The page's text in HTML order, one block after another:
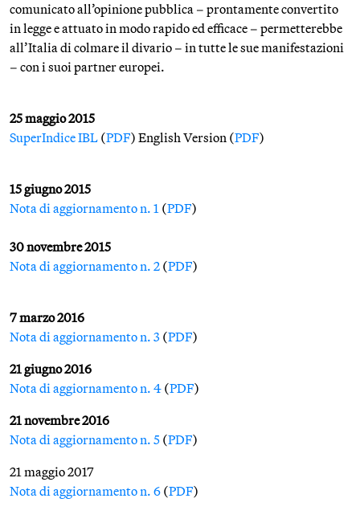
comunicato all’opinione pubblica – prontamente convertito
in legge e attuato in modo rapido ed efficace – permetterebbe
all’Italia di colmare il divario – in tutte le sue manifestazioni
– con i suoi partner europei.
25 maggio 2015
SuperIndice IBL (PDF) English Version (PDF)
15 giugno 2015
Nota di aggiornamento n. 1 (PDF)
30 novembre 2015
Nota di aggiornamento n. 2 (PDF)
7 marzo 2016
Nota di aggiornamento n. 3 (PDF)
21 giugno 2016
Nota di aggiornamento n. 4 (PDF)
21 novembre 2016
Nota di aggiornamento n. 5 (PDF)
21 maggio 2017
Nota di aggiornamento n. 6 (PDF)